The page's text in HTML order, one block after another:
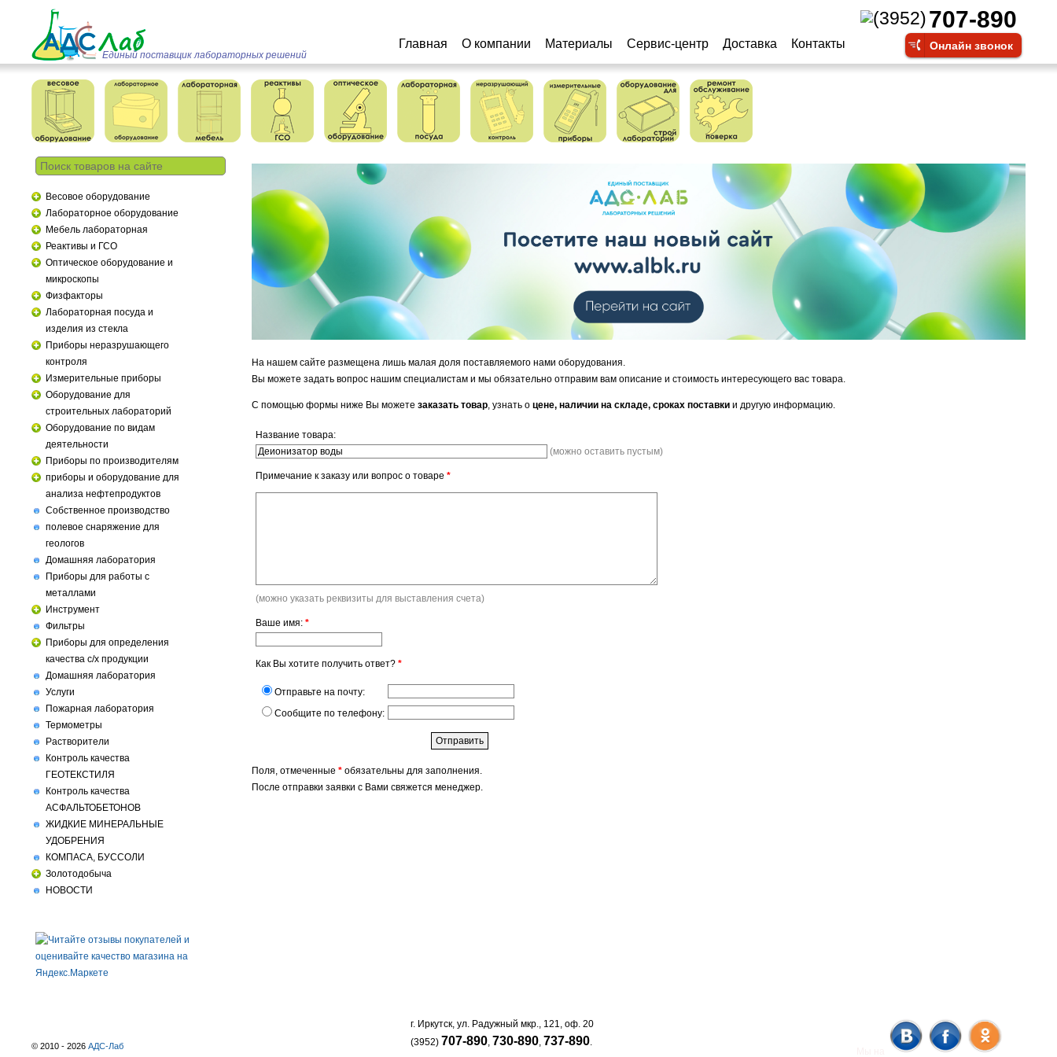
(3952)707-890
Онлайн звонок
Единый поставщик лабораторных решений
Главная О компании Материалы Сервис-центр Доставка Контакты
Весовое оборудование
Лабораторное оборудование
Мебель лабораторная
Реактивы и ГСО
Оптическое оборудование и
микроскопы
Физфакторы
Лабораторная посуда и
изделия из стекла
Приборы неразрушающего
контроля
Измерительные приборы
Оборудование для
строительных лабораторий
Оборудование по видам
деятельности
Приборы по производителям
приборы и оборудование для
анализа нефтепродуктов
Собственное производство
полевое снаряжение для
геологов
Домашняя лаборатория
Приборы для работы с
металлами
Инструмент
Фильтры
Приборы для определения
качества с/х продукции
Домашняя лаборатория
Услуги
Пожарная лаборатория
Термометры
Растворители
Контроль качества
ГЕОТЕКСТИЛЯ
Контроль качества
АСФАЛЬТОБЕТОНОВ
ЖИДКИЕ МИНЕРАЛЬНЫЕ
УДОБРЕНИЯ
КОМПАСА, БУССОЛИ
Золотодобыча
НОВОСТИ
На нашем сайте размещена лишь малая доля поставляемого нами оборудования.
Вы можете задать вопрос нашим специалистам и мы обязательно отправим вам описание и стоимость интересующего вас товара.
С помощью формы ниже Вы можете заказать товар , узнать о цене, наличии на складе, сроках поставки и другую информацию.
Название товара:
(можно оставить пустым)
Примечание к заказу или вопрос о товаре *
(можно указать реквизиты для выставления счета)
Ваше имя: *
Как Вы хотите получить ответ? *
Отправьте на почту:
Сообщите по телефону:
Поля, отмеченные * обязательны для заполнения.
После отправки заявки с Вами свяжется менеджер.
© 2010 - 2026 АДС-Лаб
г. Иркутск, ул. Радужный мкр., 121, оф. 20
(3952) 707-890, 730-890, 737-890.